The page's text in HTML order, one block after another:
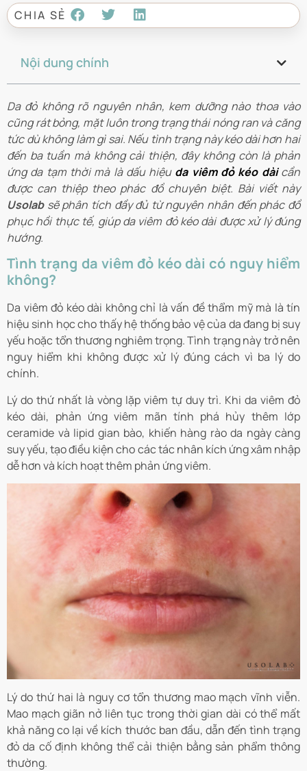
CHIA SẺ
Nội dung chính
Da đỏ không rõ nguyên nhân, kem dưỡng nào thoa vào
cũng rát bỏng, mặt luôn trong trạng thái nóng ran và căng
tức dù không làm gì sai. Nếu tình trạng này kéo dài hơn hai
đến ba tuần mà không cải thiện, đây không còn là phản
ứng da tạm thời mà là dấu hiệu da viêm đỏ kéo dàicần
được can thiệp theo phác đồ chuyên biệt. Bài viết này
Usolabsẽ phân tích đầy đủ từ nguyên nhân đến phác đồ
phục hồi thực tế, giúp da viêm đỏ kéo dài được xử lý đúng
hướng.
Tình trạng da viêm đỏ kéo dài có nguy hiểm
không?
Da viêm đỏ kéo dài không chỉ là vấn đề thẩm mỹ mà là tín
hiệu sinh học cho thấy hệ thống bảo vệ của da đang bị suy
yếu hoặc tổn thương nghiêm trọng. Tình trạng này trở nên
nguy hiểm khi không được xử lý đúng cách vì ba lý do
chính.
Lý do thứ nhất là vòng lặp viêm tự duy trì. Khi da viêm đỏ
kéo dài, phản ứng viêm mãn tính phá hủy thêm lớp
ceramide và lipid gian bào, khiến hàng rào da ngày càng
suy yếu, tạo điều kiện cho các tác nhân kích ứng xâm nhập
dễ hơn và kích hoạt thêm phản ứng viêm.
Lý do thứ hai là nguy cơ tổn thương mao mạch vĩnh viễn.
Mao mạch giãn nở liên tục trong thời gian dài có thể mất
khả năng co lại về kích thước ban đầu, dẫn đến tình trạng
đỏ da cố định không thể cải thiện bằng sản phẩm thông
thường.